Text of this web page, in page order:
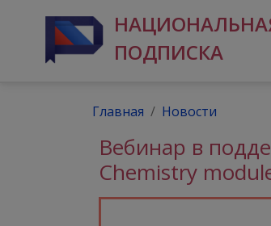
ПОДПИСКА
Главная Новости
Вебинар в
Chemistry